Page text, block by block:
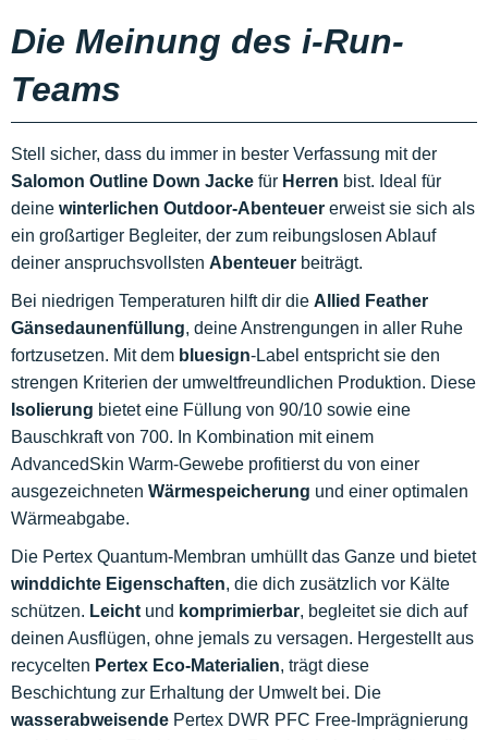
Die Meinung des i-Run-
Teams
Stell sicher, dass du immer in bester Verfassung mit der
Salomon Outline Down Jacke für Herren bist. Ideal für
deine winterlichen Outdoor-Abenteuer erweist sie sich als
ein großartiger Begleiter, der zum reibungslosen Ablauf
deiner anspruchsvollsten Abenteuer beiträgt.
Bei niedrigen Temperaturen hilft dir die Allied Feather
Gänsedaunenfüllung, deine Anstrengungen in aller Ruhe
fortzusetzen. Mit dem bluesign-Label entspricht sie den
strengen Kriterien der umweltfreundlichen Produktion. Diese
Isolierung bietet eine Füllung von 90/10 sowie eine
Bauschkraft von 700. In Kombination mit einem
AdvancedSkin Warm-Gewebe profitierst du von einer
ausgezeichneten Wärmespeicherung und einer optimalen
Wärmeabgabe.
Die Pertex Quantum-Membran umhüllt das Ganze und bietet
winddichte Eigenschaften, die dich zusätzlich vor Kälte
schützen. Leicht und komprimierbar, begleitet sie dich auf
deinen Ausflügen, ohne jemals zu versagen. Hergestellt aus
recycelten Pertex Eco-Materialien, trägt diese
Beschichtung zur Erhaltung der Umwelt bei. Die
wasserabweisende Pertex DWR PFC Free-Imprägnierung